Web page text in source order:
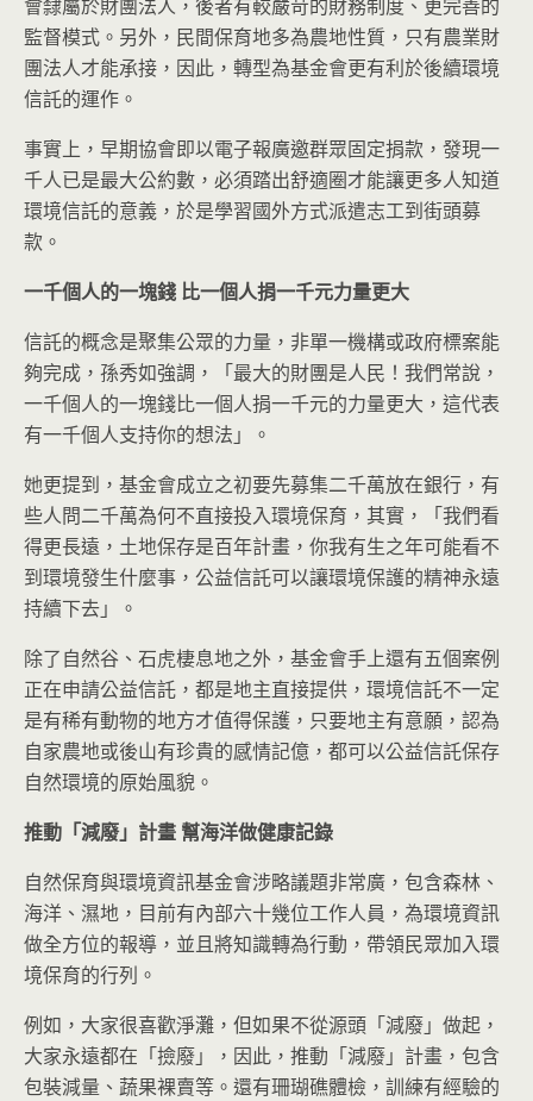
會隸屬於財團法人，後者有較嚴苛的財務制度、更完善的
監督模式。另外，民間保育地多為農地性質，只有農業財
團法人才能承接，因此，轉型為基金會更有利於後續環境
信託的運作。
事實上，早期協會即以電子報廣邀群眾固定捐款，發現一
千人已是最大公約數，必須踏出舒適圈才能讓更多人知道
環境信託的意義，於是學習國外方式派遣志工到街頭募
款。
一千個人的一塊錢 比一個人捐一千元力量更大
信託的概念是聚集公眾的力量，非單一機構或政府標案能
夠完成，孫秀如強調，「最大的財團是人民！我們常說，
一千個人的一塊錢比一個人捐一千元的力量更大，這代表
有一千個人支持你的想法」。
她更提到，基金會成立之初要先募集二千萬放在銀行，有
些人問二千萬為何不直接投入環境保育，其實，「我們看
得更長遠，土地保存是百年計畫，你我有生之年可能看不
到環境發生什麼事，公益信託可以讓環境保護的精神永遠
持續下去」。
除了自然谷、石虎棲息地之外，基金會手上還有五個案例
正在申請公益信託，都是地主直接提供，環境信託不一定
是有稀有動物的地方才值得保護，只要地主有意願，認為
自家農地或後山有珍貴的感情記億，都可以公益信託保存
自然環境的原始風貌。
推動「減廢」計畫 幫海洋做健康記錄
自然保育與環境資訊基金會涉略議題非常廣，包含森林、
海洋、濕地，目前有內部六十幾位工作人員，為環境資訊
做全方位的報導，並且將知識轉為行動，帶領民眾加入環
境保育的行列。
例如，大家很喜歡淨灘，但如果不從源頭「減廢」做起，
大家永遠都在「撿廢」，因此，推動「減廢」計畫，包含
包裝減量、蔬果裸賣等。還有珊瑚礁體檢，訓練有經驗的